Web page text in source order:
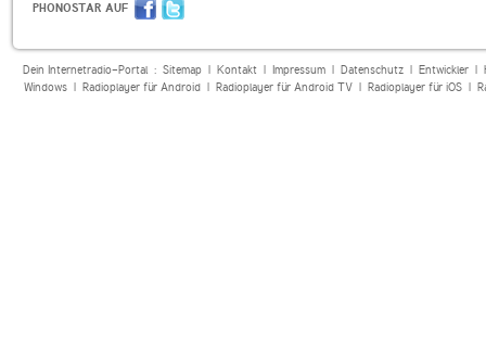
PHONOSTAR AUF
Dein Internetradio-Portal : Sitemap| Kontakt| Impressum| Datenschutz| Entwickler|
Windows| Radioplayer für Android| Radioplayer für Android TV| Radioplayer für iOS|